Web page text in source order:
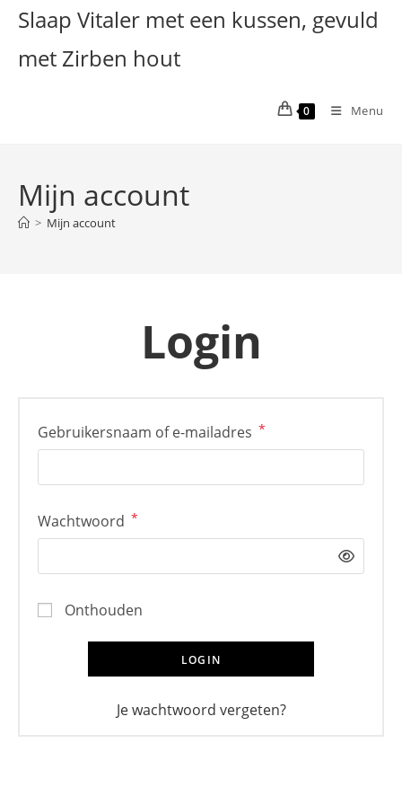
naar
inhoud
Slaap Vitaler met een kussen, gevuld
met Zirben hout
0 Menu
Mijn account
> Mijn account
Login
Gebruikersnaam of e-mailadres *
Wachtwoord *
Onthouden
LOGIN
Je wachtwoord vergeten?